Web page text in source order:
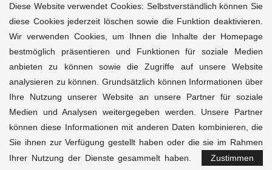
Reisemagazin Reiseziele Reiseführer
Natur-Tiere
Kultur
Aktivitäten Unterkünfte
Kontakt
© 2020-2025 Magazine.Travel • Dein Kompass für
einzigartigen, ethischen Reisejournalismus • Powered
Internethilfe• Design & Inspiration durchPlatuxKunst mit
sozialem Impact für The Peace Nexus. Alle Rechte
Diese Website verwendet Cookies: Selbstverständlich können Sie
diese Cookies jederzeit löschen sowie die Funktion deaktivieren.
Wir verwenden Cookies, um Ihnen die Inhalte der Homepage
bestmöglich präsentieren und Funktionen für soziale Medien
anbieten zu können sowie die Zugriffe auf unsere Website
analysieren zu können. Grundsätzlich können Informationen über
Ihre Nutzung unserer Website an unsere Partner für soziale
Medien und Analysen weitergegeben werden. Unsere Partner
können diese Informationen mit anderen Daten kombinieren, die
Sie ihnen zur Verfügung gestellt haben oder die sie im Rahmen
Ihrer Nutzung der Dienste gesammelt haben.
Zustimmen